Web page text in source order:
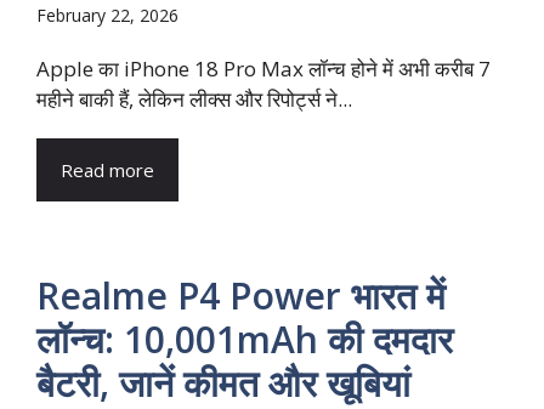
February 22, 2026
Apple का iPhone 18 Pro Max लॉन्च होने में अभी करीब 7
महीने बाकी हैं, लेकिन लीक्स और रिपोर्ट्स ने...
Read more
Realme P4 Power भारत में
लॉन्च: 10,001mAh की दमदार
बैटरी, जानें कीमत और खूबियां